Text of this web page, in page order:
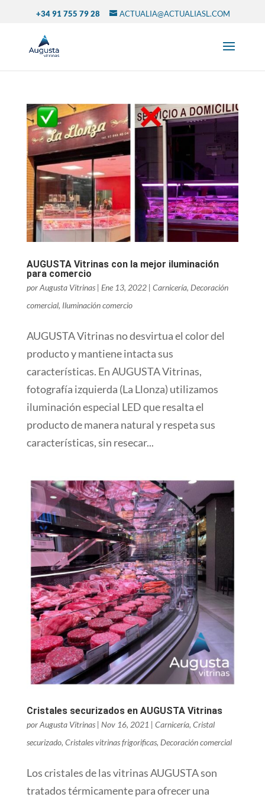
+34 91 755 79 28 ACTUALIA@ACTUALIASL.COM
AUGUSTA Vitrinas con la mejor iluminación
para comercio
porAugusta Vitrinas| Ene 13, 2022| Carnicería, Decoración
comercial, Iluminación comercio
AUGUSTA Vitrinas no desvirtua el color del
producto y mantiene intacta sus
características. En AUGUSTA Vitrinas,
fotografía izquierda (La Llonza) utilizamos
iluminación especial LED que resalta el
producto de manera natural y respeta sus
características, sin resecar...
Cristales securizados en AUGUSTA Vitrinas
porAugusta Vitrinas| Nov 16, 2021 | Carnicería, Cristal
securizado, Cristales vitrinas frigorificas, Decoración comercial
Los cristales de las vitrinas AUGUSTA son
tratados térmicamente para ofrecer una